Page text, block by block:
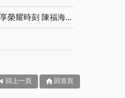
5對白金婚、11對鑽石婚、36對金婚 金湖金沙夫妻共享榮耀時刻 陳福海表揚金鑽婚夫妻 向半世紀相守家庭典範致敬
回上一頁 回首頁